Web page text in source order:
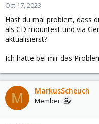
Oct 17, 2023
Hast du mal probiert, dass
als CD mountest und via
aktualisierst?
Ich hatte bei mir das
M MarkusScheuch
Member